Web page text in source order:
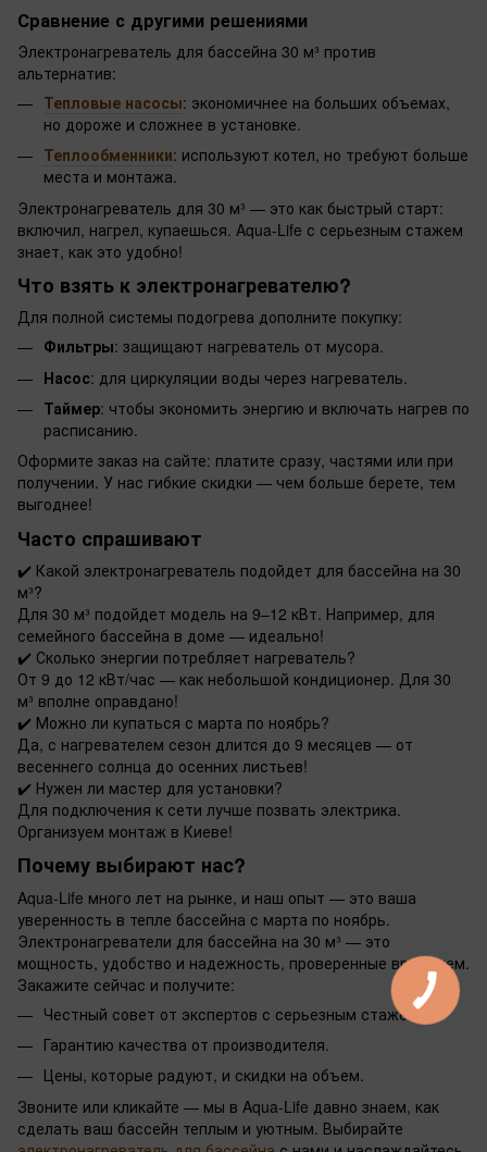
Сравнение с другими решениями
Электронагреватель для бассейна 30 м³ против
альтернатив:
Тепловые насосы: экономичнее на больших объемах,
но дороже и сложнее в установке.
Теплообменники: используют котел, но требуют больше
места и монтажа.
Электронагреватель для 30 м³ — это как быстрый старт:
включил, нагрел, купаешься. Aqua-Life с серьезным стажем
знает, как это удобно!
Что взять к электронагревателю?
Для полной системы подогрева дополните покупку:
Фильтры: защищают нагреватель от мусора.
Насос: для циркуляции воды через нагреватель.
Таймер: чтобы экономить энергию и включать нагрев по
расписанию.
Оформите заказ на сайте: платите сразу, частями или при
получении. У нас гибкие скидки — чем больше берете, тем
выгоднее!
Часто спрашивают
✔️ Какой электронагреватель подойдет для бассейна на 30
м³?
Для 30 м³ подойдет модель на 9–12 кВт. Например, для
семейного бассейна в доме — идеально!
✔️ Сколько энергии потребляет нагреватель?
От 9 до 12 кВт/час — как небольшой кондиционер. Для 30
м³ вполне оправдано!
✔️ Можно ли купаться с марта по ноябрь?
Да, с нагревателем сезон длится до 9 месяцев — от
весеннего солнца до осенних листьев!
✔️ Нужен ли мастер для установки?
Для подключения к сети лучше позвать электрика.
Организуем монтаж в Киеве!
Почему выбирают нас?
Aqua-Life много лет на рынке, и наш опыт — это ваша
уверенность в тепле бассейна с марта по ноябрь.
Электронагреватели для бассейна на 30 м³ — это
мощность, удобство и надежность, проверенные временем.
Закажите сейчас и получите:
Честный совет от экспертов с серьезным стажем.
Гарантию качества от производителя.
Цены, которые радуют, и скидки на объем.
Звоните или кликайте — мы в Aqua-Life давно знаем, как
сделать ваш бассейн теплым и уютным. Выбирайте